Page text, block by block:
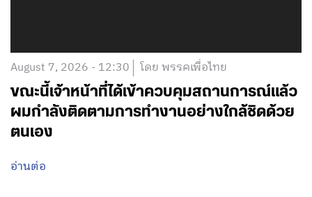
August 7, 2026 - 12:30 โดย พรรคเพื่อไทย
ขณะนี้เจ้าหน้าที่ได้เข้าควบคุมสถานการณ์แล้ว
ผมกำลังติดตามการทำงานอย่างใกล้ชิดด้วย
ตนเอง
อ่านต่อ